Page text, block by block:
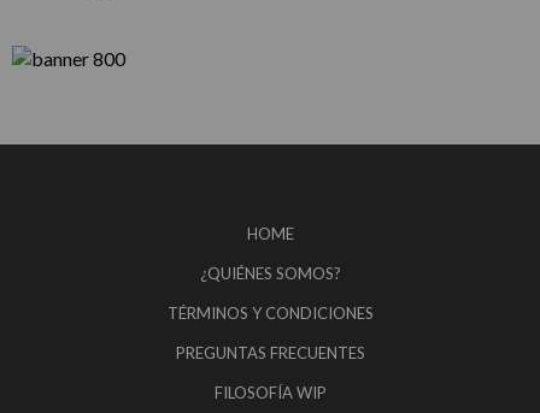
HOME
¿QUIÉNES SOMOS?
TÉRMINOS Y CONDICIONES
PREGUNTAS FRECUENTES
FILOSOFÍA WIP